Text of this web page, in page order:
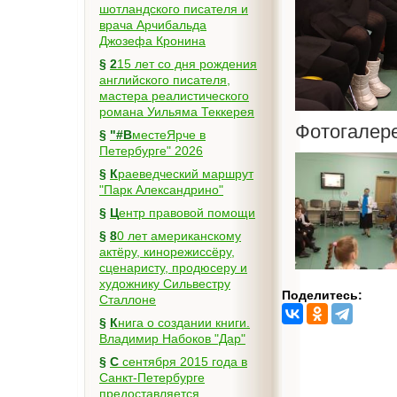
шотландского писателя и
врача Арчибальда
Джозефа Кронина
§ 215 лет со дня рождения
английского писателя,
мастера реалистического
романа Уильяма Теккерея
§ "#ВместеЯрче в
Петербурге" 2026
§ Краеведческий маршрут
"Парк Александрино"
§
Центр правовой помощи
§ 80 лет американскому
актёру, кинорежиссёру,
сценаристу, продюсеру и
художнику Сильвестру
Сталлоне
§ Книга о создании книги.
Владимир Набоков "Дар"
§ С сентября 2015 года в
Санкт-Петербурге
предоставляется
Поделитесь: